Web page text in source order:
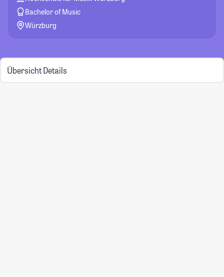
Bachelor of Music
Würzburg
Übersicht Details